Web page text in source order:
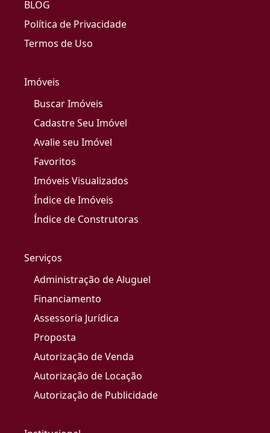
BLOG
Política de Privacidade
Termos de Uso
Imóveis
Buscar Imóveis
Cadastre Seu Imóvel
Avalie seu Imóvel
Favoritos
Imóveis Visualizados
Índice de Imóveis
Índice de Construtoras
Serviços
Administração de Aluguel
Financiamento
Assessoria Jurídica
Proposta
Autorização de Venda
Autorização de Locação
Autorização de Publicidade